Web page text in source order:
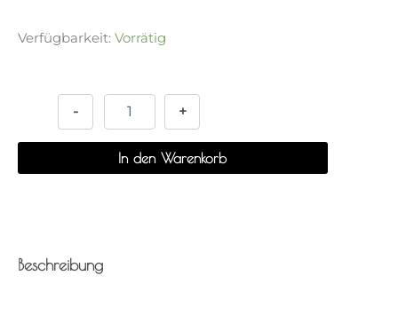
Verfügbarkeit: Vorrätig
-
-
+
In den Warenkorb
Beschreibung